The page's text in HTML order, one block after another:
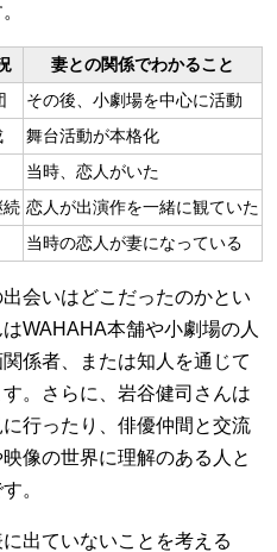
妻との関係でわかること
その後、小劇場を中心に活動
舞台活動が本格化
当時、恋人がいた
続 恋人が出演作を一緒に観ていた
当時の恋人が妻になっている
会いはどこだったのかとい
WAHAHA本舗や小劇場の人
係者、または知人を通じて
。さらに、岩谷健司さんは
行ったり、俳優仲間と交流
像の世界に理解のある人と
。
出ていないことを考える